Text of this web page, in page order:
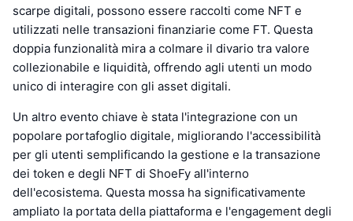
scarpe digitali, possono essere raccolti come NFT e
utilizzati nelle transazioni finanziarie come FT. Questa
doppia funzionalità mira a colmare il divario tra valore
collezionabile e liquidità, offrendo agli utenti un modo
unico di interagire con gli asset digitali.
Un altro evento chiave è stata l'integrazione con un
popolare portafoglio digitale, migliorando l'accessibilità
per gli utenti semplificando la gestione e la transazione
dei token e degli NFT di ShoeFy all'interno
dell'ecosistema. Questa mossa ha significativamente
ampliato la portata della piattaforma e l'engagement degli